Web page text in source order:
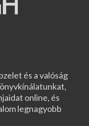
és a valóság
online, és
legnagyobb